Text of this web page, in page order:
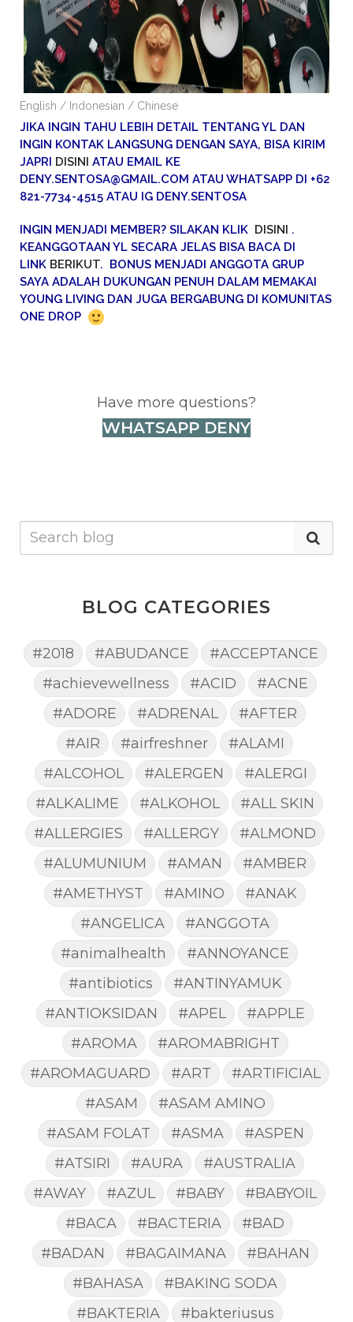
English / Indonesian / Chinese
JIKA INGIN TAHU LEBIH DETAIL TENTANG YL DAN
INGIN KONTAK LANGSUNG DENGAN SAYA, BISA KIRIM
JAPRI DISINI ATAU EMAIL KE
DENY.SENTOSA@GMAIL.COM ATAU WHATSAPP DI +62
821-7734-4515 ATAU IG DENY.SENTOSA
INGIN MENJADI MEMBER? SILAKAN KLIK DISINI .
KEANGGOTAAN YL SECARA JELAS BISA BACA DI
LINK BERIKUT. BONUS MENJADI ANGGOTA GRUP
SAYA ADALAH DUKUNGAN PENUH DALAM MEMAKAI
YOUNG LIVING DAN JUGA BERGABUNG DI KOMUNITAS
ONE DROP
Have more questions?
WHATSAPP DENY
BLOG CATEGORIES
#2018 #ABUDANCE
#ACCEPTANCE
#achievewellness
#ACID
#ACNE
#ADORE
#ADRENAL
#AFTER
#AIR
#airfreshner
#ALAMI
#ALCOHOL
#ALERGEN
#ALERGI
#ALKALIME
#ALKOHOL
#ALL SKIN
#ALLERGIES
#ALLERGY
#ALMOND
#ALUMUNIUM
#AMAN
#AMBER
#AMETHYST
#AMINO
#ANAK
#ANGELICA
#ANGGOTA
#animalhealth
#ANNOYANCE
#antibiotics
#ANTINYAMUK
#ANTIOKSIDAN
#APEL
#APPLE
#AROMA
#AROMABRIGHT
#AROMAGUARD
#ART
#ARTIFICIAL
#ASAM
#ASAM AMINO
#ASAM FOLAT
#ASMA
#ASPEN
#ATSIRI
#AURA
#AUSTRALIA
#AWAY
#AZUL #BABY
#BABYOIL
#BACA
#BACTERIA
#BAD
#BADAN
#BAGAIMANA
#BAHAN
#BAHASA
#BAKING SODA
#BAKTERIA
#bakteriusus